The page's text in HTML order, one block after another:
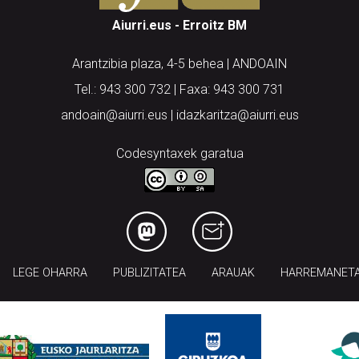
Aiurri.eus - Erroitz BM
Arantzibia plaza, 4-5 behea | ANDOAIN
Tel.: 943 300 732 | Faxa: 943 300 731
andoain@aiurri.eus | idazkaritza@aiurri.eus
Codesyntaxek garatua
LEGE OHARRA PUBLIZITATEA ARAUAK